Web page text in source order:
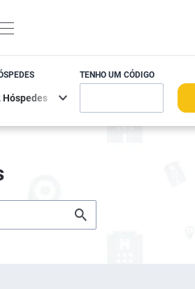
TENHO UM CÓDIGO